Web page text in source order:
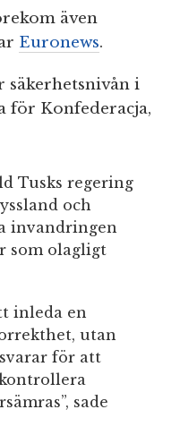
även
Euronews.
säkerhetsnivån i
för Konfederacja,
Tusks regering
och
invandringen
som olagligt
inleda en
utan
för att
sade